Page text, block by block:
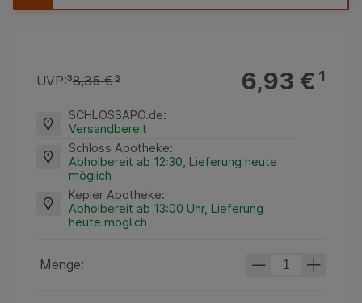
6,93 €¹
UVP:³8,35 €³
SCHLOSSAPO.de:
Versandbereit
Schloss Apotheke:
Abholbereit ab 12:30, Lieferung heute
möglich
Kepler Apotheke:
Abholbereit ab 13:00 Uhr, Lieferung
heute möglich
Menge: